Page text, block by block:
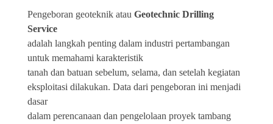
Pengeboran geoteknik atau Geotechnic Drilling
Service
adalah langkah penting dalam industri pertambangan
untuk memahami karakteristik
tanah dan batuan sebelum, selama, dan setelah kegiatan
eksploitasi dilakukan. Data dari pengeboran ini menjadi
dasar
dalam perencanaan dan pengelolaan proyek tambang